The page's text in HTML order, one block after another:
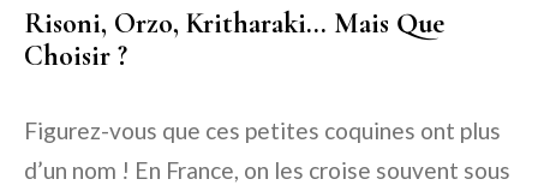
Risoni, Orzo, Kritharaki… Mais Que
Choisir ?
Figurez-vous que ces petites coquines ont plus
d’un nom ! En France, on les croise souvent sous